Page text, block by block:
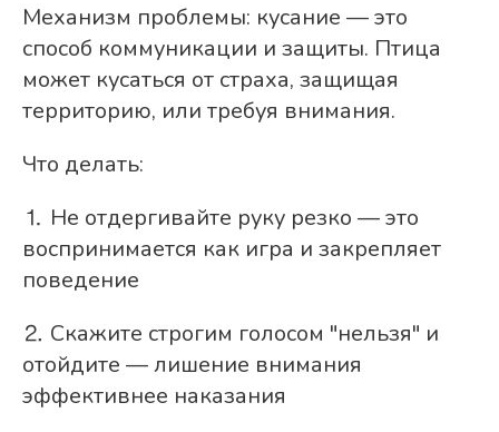
Механизм проблемы: кусание — это
способ коммуникации и защиты. Птица
может кусаться от страха, защищая
территорию, или требуя внимания.
Что делать:
⒈ Не отдергивайте руку резко — это
воспринимается как игра и закрепляет
поведение
⒉ Скажите строгим голосом "нельзя" и
отойдите — лишение внимания
эффективнее наказания